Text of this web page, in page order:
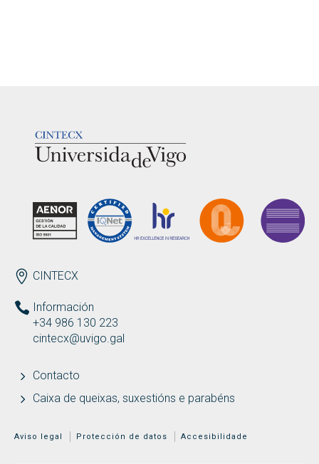
ENDEREZO
CINTECX
Información
+34 986 130 223
cintecx@uvigo.gal
Contacto
Caixa de queixas, suxestións e parabéns
MENÚ ADICIONAL
Aviso legal Protección de datos Accesibilidade